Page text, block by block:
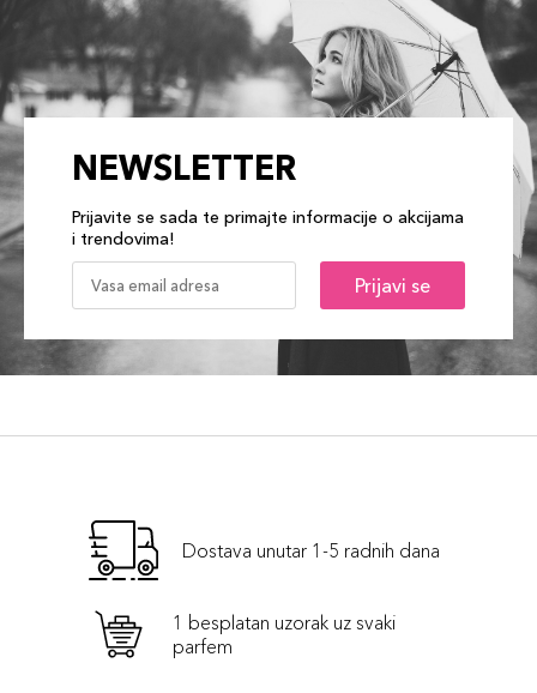
NEWSLETTER
Prijavite se sada te primajte informacije o akcijama
i trendovima!
Prijavi se
Dostava unutar 1-5 radnih dana
1 besplatan uzorak uz svaki
parfem